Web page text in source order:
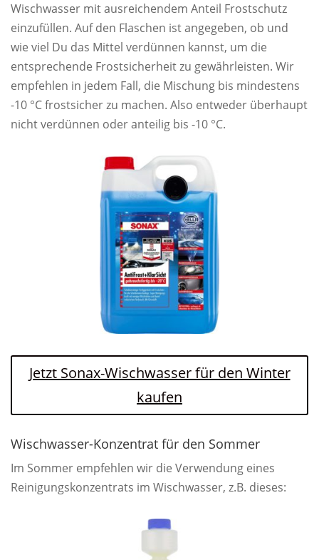
Wischwasser mit ausreichendem Anteil Frostschutz
einzufüllen. Auf den Flaschen ist angegeben, ob und
wie viel Du das Mittel verdünnen kannst, um die
entsprechende Frostsicherheit zu gewährleisten. Wir
empfehlen in jedem Fall, die Mischung bis mindestens
-10 °C frostsicher zu machen. Also entweder überhaupt
nicht verdünnen oder anteilig bis -10 °C.
Jetzt Sonax-Wischwasser für den Winter
kaufen
Wischwasser-Konzentrat für den Sommer
Im Sommer empfehlen wir die Verwendung eines
Reinigungskonzentrats im Wischwasser, z.B. dieses: